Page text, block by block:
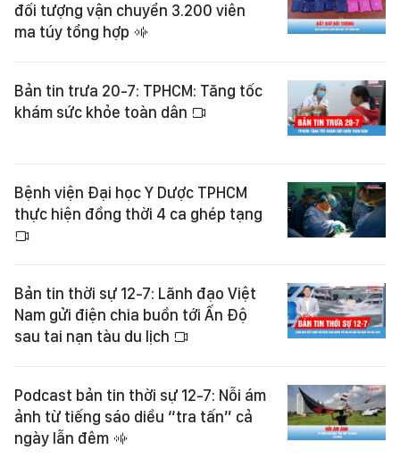
đối tượng vận chuyển 3.200 viên
ma túy tổng hợp
Bản tin trưa 20-7: TPHCM: Tăng tốc
khám sức khỏe toàn dân
Bệnh viện Đại học Y Dược TPHCM
thực hiện đồng thời 4 ca ghép tạng
Bản tin thời sự 12-7: Lãnh đạo Việt
Nam gửi điện chia buồn tới Ấn Độ
sau tai nạn tàu du lịch
Podcast bản tin thời sự 12-7: Nỗi ám
ảnh từ tiếng sáo diều “tra tấn” cả
ngày lẫn đêm